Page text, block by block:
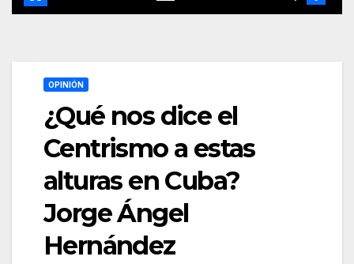
OPINIÓN
¿Qué nos dice el
Centrismo a estas
alturas en Cuba?
Jorge Ángel
Hernández